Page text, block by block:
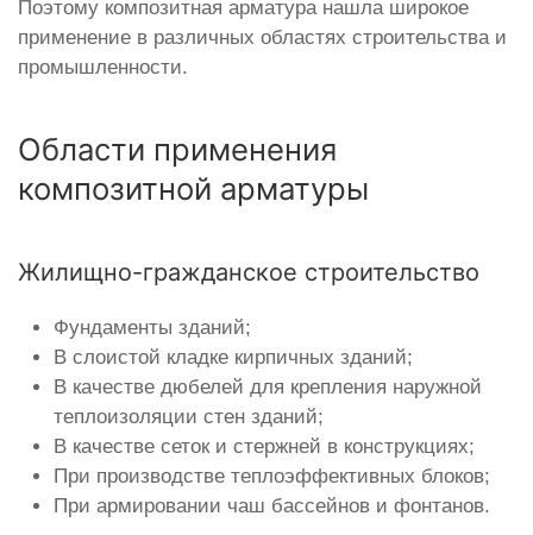
Поэтому композитная арматура нашла широкое
применение в различных областях строительства и
промышленности.
Области применения
композитной арматуры
Жилищно-гражданское строительство
Фундаменты зданий;
В слоистой кладке кирпичных зданий;
В качестве дюбелей для крепления наружной
теплоизоляции стен зданий;
В качестве сеток и стержней в конструкциях;
При производстве теплоэффективных блоков;
При армировании чаш бассейнов и фонтанов.